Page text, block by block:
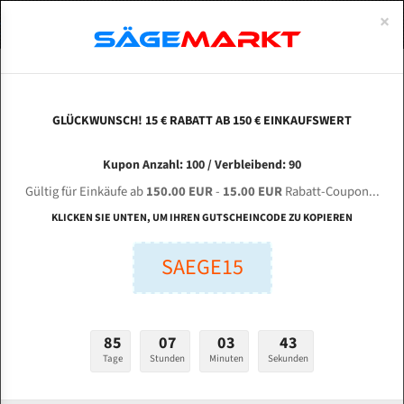
MCK 1000 NF für 6890 mm Bi-Metall
Bandsägeblätter
Länge (mm):
Stärken + Zahnteilung:
mm
ABOUTS
ENGLISH
Bi-Metall Meterware
Fleischerei Bandsägeblätter
Bandmesser Glatt Meterware
Konvex Meterware
×
GLÜCKWUNSCH! 15 € RABATT AB 150 € EINKAUFSWERT
Kupon Anzahl: 100 / Verbleibend: 90
Gültig für Einkäufe ab150.00 EUR- 15.00 EURRabatt-Coupon...
KLICKEN SIE UNTEN, UM IHREN GUTSCHEINCODE ZU KOPIEREN
SAEGE15
85
Tage
07
Stunden
03
Minuten
42
Sekunden